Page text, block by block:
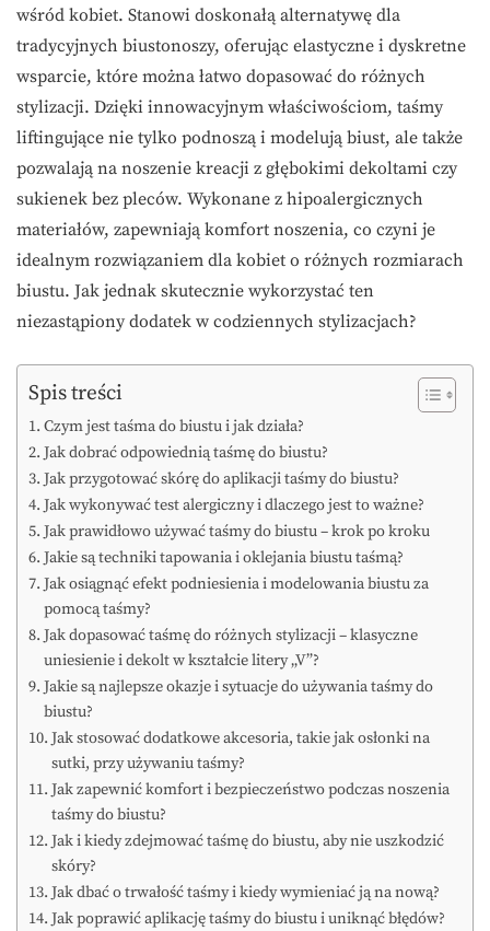
wśród kobiet. Stanowi doskonałą alternatywę dla
tradycyjnych biustonoszy, oferując elastyczne i dyskretne
wsparcie, które można łatwo dopasować do różnych
stylizacji. Dzięki innowacyjnym właściwościom, taśmy
liftingujące nie tylko podnoszą i modelują biust, ale także
pozwalają na noszenie kreacji z głębokimi dekoltami czy
sukienek bez pleców. Wykonane z hipoalergicznych
materiałów, zapewniają komfort noszenia, co czyni je
idealnym rozwiązaniem dla kobiet o różnych rozmiarach
biustu. Jak jednak skutecznie wykorzystać ten
niezastąpiony dodatek w codziennych stylizacjach?
Spis treści
Czym jest taśma do biustu i jak działa?
Jak dobrać odpowiednią taśmę do biustu?
Jak przygotować skórę do aplikacji taśmy do biustu?
Jak wykonywać test alergiczny i dlaczego jest to ważne?
Jak prawidłowo używać taśmy do biustu – krok po kroku
Jakie są techniki tapowania i oklejania biustu taśmą?
Jak osiągnąć efekt podniesienia i modelowania biustu za
pomocą taśmy?
Jak dopasować taśmę do różnych stylizacji – klasyczne
uniesienie i dekolt w kształcie litery „V”?
Jakie są najlepsze okazje i sytuacje do używania taśmy do
biustu?
Jak stosować dodatkowe akcesoria, takie jak osłonki na
sutki, przy używaniu taśmy?
Jak zapewnić komfort i bezpieczeństwo podczas noszenia
taśmy do biustu?
Jak i kiedy zdejmować taśmę do biustu, aby nie uszkodzić
skóry?
Jak dbać o trwałość taśmy i kiedy wymieniać ją na nową?
Jak poprawić aplikację taśmy do biustu i uniknąć błędów?